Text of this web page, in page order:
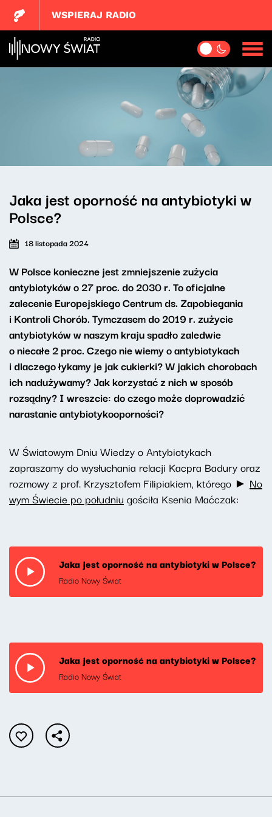
WSPIERAJ RADIO
Jaka jest oporność na antybiotyki w
Polsce?
18 listopada 2024
W Polsce konieczne jest zmniejszenie zużycia
antybiotyków o 27 proc. do 2030 r. To oficjalne
zalecenie Europejskiego Centrum ds. Zapobiegania
i Kontroli Chorób. Tymczasem do 2019 r. zużycie
antybiotyków w naszym kraju spadło zaledwie
o niecałe 2 proc. Czego nie wiemy o antybiotykach
i dlaczego łykamy je jak cukierki? W jakich chorobach
ich nadużywamy? Jak korzystać z nich w sposób
rozsądny? I wreszcie: do czego może doprowadzić
narastanie antybiotykooporności?
W Światowym Dniu Wiedzy o Antybiotykach
zapraszamy do wysłuchania relacji Kacpra Badury oraz
rozmowy z prof. Krzysztofem Filipiakiem, którego ► No
wym Świecie po południu gościła Ksenia Maćczak:
Jaka jest oporność na antybiotyki w Polsce?
Radio Nowy Świat
Jaka jest oporność na antybiotyki w Polsce?
Radio Nowy Świat